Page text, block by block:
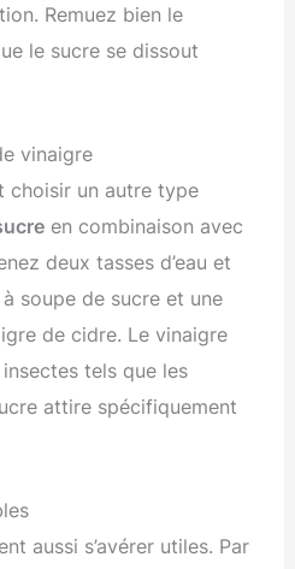
Remuez bien le
le sucre se dissout
vinaigre
choisir un autre type
en combinaison avec
deux tasses d’eau et
soupe de sucre et une
de cidre. Le vinaigre
tels que les
attire spécifiquement
aussi s’avérer utiles. Par